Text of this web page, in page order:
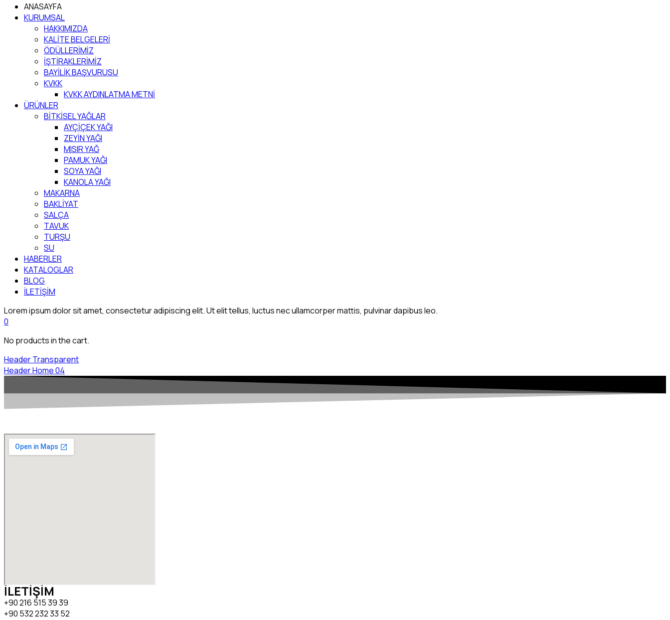
ANASAYFA
KURUMSAL
HAKKIMIZDA
KALİTE BELGELERİ
ÖDÜLLERİMİZ
İŞTİRAKLERİMİZ
BAYİLİK BAŞVURUSU
KVKK
KVKK AYDINLATMA METNİ
ÜRÜNLER
BİTKİSEL YAĞLAR
AYÇİÇEK YAĞI
ZEYİN YAĞI
MISIR YAĞ
PAMUK YAĞI
SOYA YAĞI
KANOLA YAĞI
MAKARNA
BAKLİYAT
SALÇA
TAVUK
TURŞU
SU
HABERLER
KATALOGLAR
BLOG
İLETİŞİM
Lorem ipsum dolor sit amet, consectetur adipiscing elit. Ut elit tellus, luctus nec ullamcorper mattis, pulvinar dapibus leo.
0
No products in the cart.
Header Transparent
Header Home 04
İLETİŞİM
+90 216 515 39 39
+90 532 232 33 52